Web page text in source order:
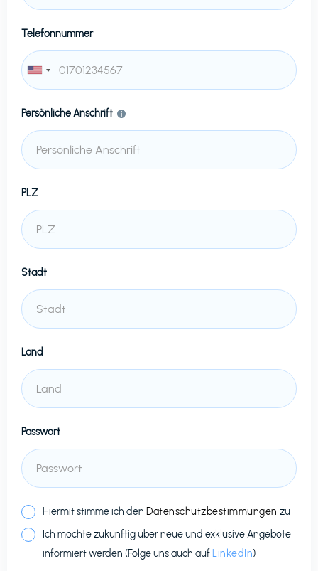
Telefonnummer
Persönliche Anschrift
PLZ
Stadt
Land
Passwort
Hiermit stimme ich den Datenschutzbestimmungen zu
Ich möchte zukünftig über neue und exklusive Angebote
informiert werden (Folge uns auch auf LinkedIn)